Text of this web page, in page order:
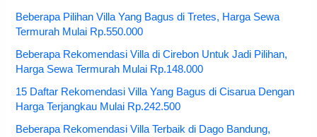
Beberapa Pilihan Villa Yang Bagus di Tretes, Harga Sewa
Termurah Mulai Rp.550.000
Beberapa Rekomendasi Villa di Cirebon Untuk Jadi Pilihan,
Harga Sewa Termurah Mulai Rp.148.000
15 Daftar Rekomendasi Villa Yang Bagus di Cisarua Dengan
Harga Terjangkau Mulai Rp.242.500
Beberapa Rekomendasi Villa Terbaik di Dago Bandung,